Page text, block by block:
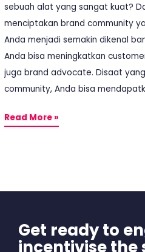
sebuah alat yang sangat kuat?
menciptakan brand community
Anda menjadi semakin dikenal
Anda bisa meningkatkan
juga brand advocate. Disaat
community, Anda bisa
Read More »
Get ready to
incentivise